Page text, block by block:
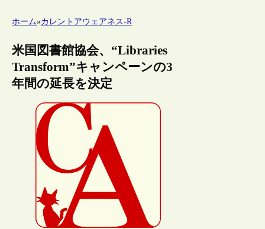
ホーム»カレントアウェアネス-R
米国図書館協会、“Libraries
Transform”キャンペーンの3
年間の延長を決定